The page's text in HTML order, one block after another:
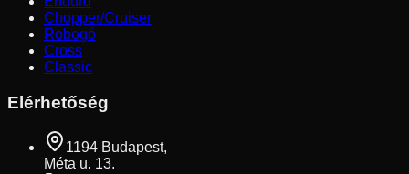
Chopper/Cruiser
Robogó
Cross
Classic
Elérhetőség
1194 Budapest,
Méta u. 13.